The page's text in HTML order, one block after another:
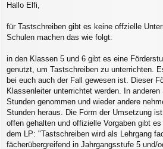
i
r
a
Hallo Elfi,
für Tastschreiben gibt es keine offzielle
Schulen machen das wie folgt:
in den Klassen 5 und 6 gibt es eine
genutzt, um Tastschreiben zu unterrichten.
bei euch auch der Fall gewesen ist. Dieser
Klassenleiter unterrichtet werden. In
Stunden genommen und wieder andere
Stunden heraus. Die Form der Umsetzung
offen gehalten und offizielle Vorgaben gibt
dem LP: "Tastschreiben wird als Lehrgang
fächerübergreifend in Jahrgangsstufe 5 und/